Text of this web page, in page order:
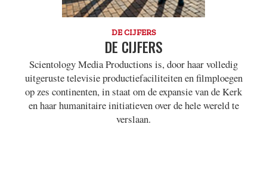
DE CIJFERS
DE CIJFERS
Scientology Media Productions is, door haar volledig
uitgeruste televisie productiefaciliteiten en filmploegen
op zes continenten, in staat om de expansie van de Kerk
en haar humanitaire initiatieven over de hele wereld te
verslaan.